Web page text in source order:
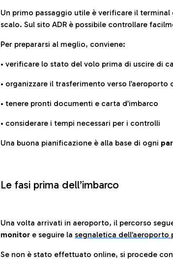
Un primo passaggio utile è verificare il
scalo. Sul sito ADR è possibile controllare
Per prepararsi al meglio, conviene:
• verificare lo stato del volo prima di uscire di
• organizzare il trasferimento verso
• tenere pronti documenti e carta d’imbarco
• considerare i tempi necessari per i controlli
Una buona pianificazione è alla base di ogni
Le fasi prima dell’imbarco
Una volta arrivati in aeroporto, il percorso
monitor e seguire la segnaletica dell’aeroporto
Se non è stato effettuato online, si procede